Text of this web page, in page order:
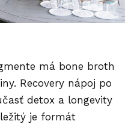
má bone broth
Recovery nápoj po
detox a longevity
je formát